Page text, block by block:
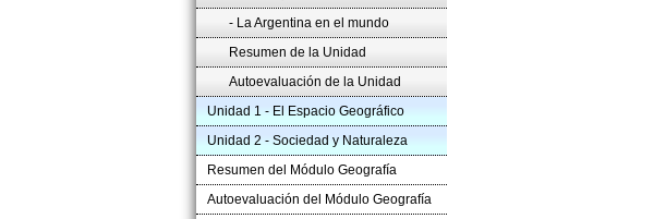
- La Argentina en el mundo
Resumen de la Unidad
Autoevaluación de la Unidad
Unidad 1 - El Espacio Geográfico
Unidad 2 - Sociedad y Naturaleza
Resumen del Módulo Geografía
Autoevaluación del Módulo Geografía